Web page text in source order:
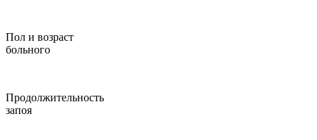
Пол и возраст
больного
Продолжительность
запоя